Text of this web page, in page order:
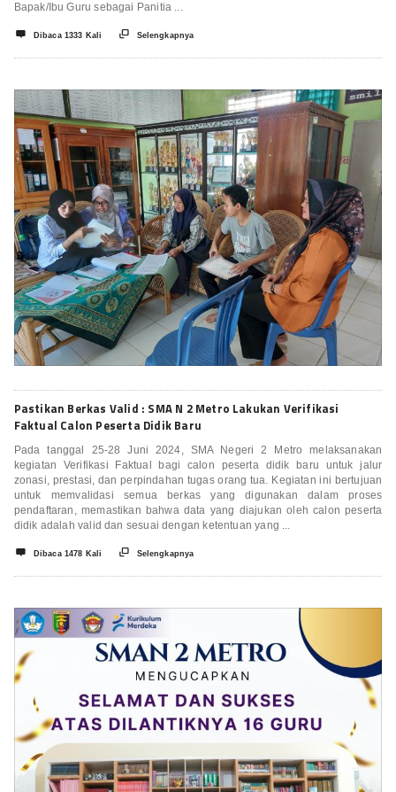
Bapak/Ibu Guru sebagai Panitia ...
 Dibaca 1333 Kali  Selengkapnya
Pastikan Berkas Valid : SMA N 2 Metro Lakukan Verifikasi
Faktual Calon Peserta Didik Baru
Pada tanggal 25-28 Juni 2024, SMA Negeri 2 Metro melaksanakan
kegiatan Verifikasi Faktual bagi calon peserta didik baru untuk jalur
zonasi, prestasi, dan perpindahan tugas orang tua. Kegiatan ini bertujuan
untuk memvalidasi semua berkas yang digunakan dalam proses
pendaftaran, memastikan bahwa data yang diajukan oleh calon peserta
didik adalah valid dan sesuai dengan ketentuan yang ...
 Dibaca 1478 Kali  Selengkapnya